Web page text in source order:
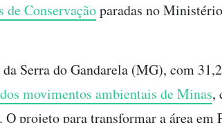
de Conservaçãoparadas no
Serra do Gandarela (MG), com
movimentos ambientais de Minas,
. O projeto para transformar a área em